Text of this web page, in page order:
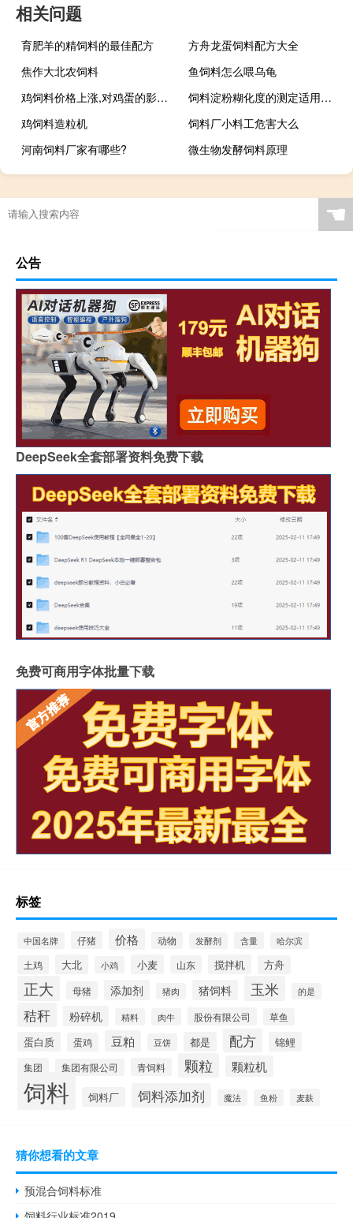
相关问题
育肥羊的精饲料的最佳配方
方舟龙蛋饲料配方大全
焦作大北农饲料
鱼饲料怎么喂乌龟
鸡饲料价格上涨,对鸡蛋的影响是
饲料淀粉糊化度的测定适用于哪些饲料
鸡饲料造粒机
饲料厂小料工危害大么
河南饲料厂家有哪些?
微生物发酵饲料原理
☚
公告
DeepSeek全套部署资料免费下载
免费可商用字体批量下载
标签
中国名牌 仔猪 价格 动物 发酵剂 含量 哈尔滨
土鸡 大北 小鸡 小麦 山东 搅拌机 方舟
正大 母猪 添加剂 猪肉 猪饲料 玉米 的是
秸秆 粉碎机 精料 肉牛 股份有限公司 草鱼
蛋白质 蛋鸡 豆粕 豆饼 都是 配方 锦鲤
集团 集团有限公司 青饲料 颗粒 颗粒机
饲料 饲料厂 饲料添加剂 魔法 鱼粉 麦麸
猜你想看的文章
预混合饲料标准